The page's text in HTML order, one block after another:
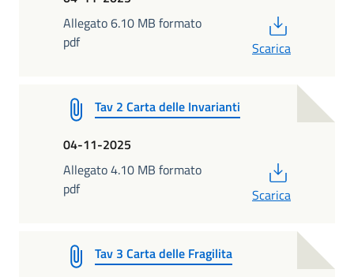
Allegato 6.10 MB formato
pdf
Scarica
Tav 2 Carta delle Invarianti
04-11-2025
Allegato 4.10 MB formato
pdf
Scarica
Tav 3 Carta delle Fragilita